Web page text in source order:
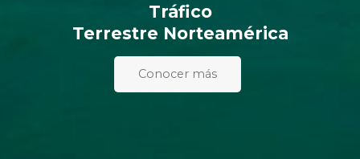
Tráfico
Terrestre Norteamérica
Conocer más